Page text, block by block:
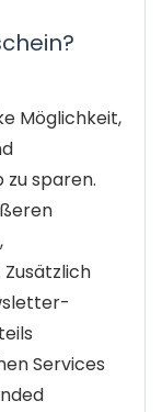
Möglichkeit,
zu sparen.
Zusätzlich
Services